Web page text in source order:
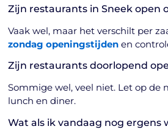
Zijn restaurants in Sneek open
Vaak wel, maar het verschilt per
zondag openingstijden en
Zijn restaurants doorlopend
Sommige wel, veel niet. Let op de
lunch en diner.
Wat als ik vandaag nog ergens